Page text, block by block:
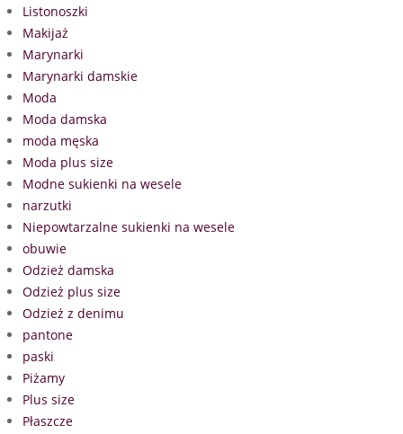
Listonoszki
Makijaż
Marynarki
Marynarki damskie
Moda
Moda damska
moda męska
Moda plus size
Modne sukienki na wesele
narzutki
Niepowtarzalne sukienki na wesele
obuwie
Odzież damska
Odzież plus size
Odzież z denimu
pantone
paski
Piżamy
Plus size
Płaszcze